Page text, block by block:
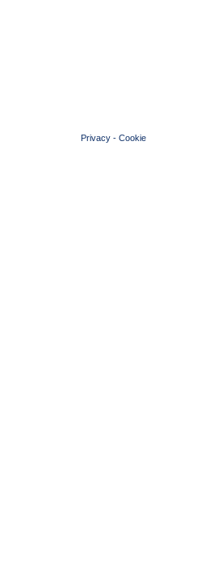
Privacy - Cookie